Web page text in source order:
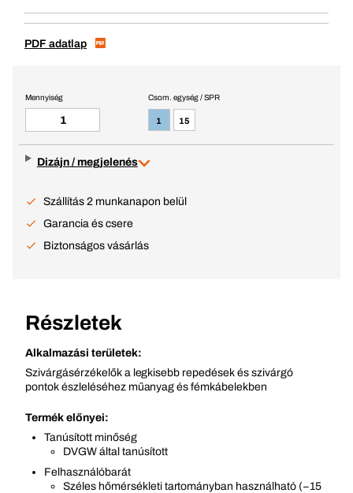
PDF adatlap
Csom. egység / SPR
1 15
Mennyiség
Dizájn / megjelenés
Szállítás 2 munkanapon belül
Garancia és csere
Biztonságos vásárlás
Részletek
Alkalmazási területek:
Szivárgásérzékelők a legkisebb repedések és szivárgó
pontok észleléséhez műanyag és fémkábelekben
Termék előnyei:
Tanúsított minőség
DVGW által tanúsított
Felhasználóbarát
Széles hőmérsékleti tartományban használható (−15